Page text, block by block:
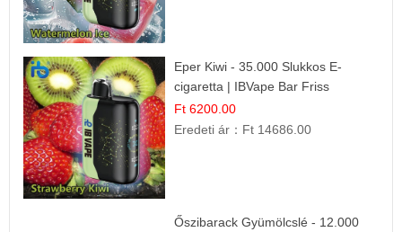
Eper Kiwi - 35.000 Slukkos E-
cigaretta | IBVape Bar Friss
Gyümölcs Ízek
Ft 6200.00
Eredeti ár： Ft 14686.00
Őszibarack Gyümölcslé - 12.000